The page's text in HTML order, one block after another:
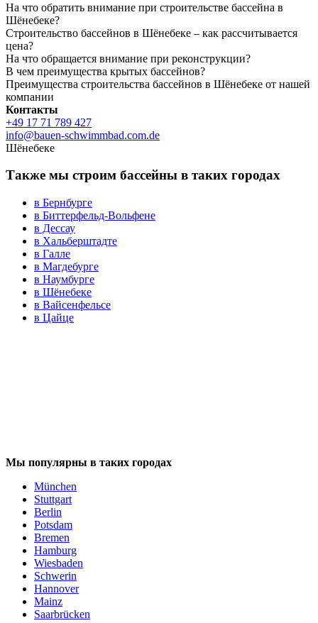
На что обратить внимание при строительстве бассейна в
Шёнебеке?
Строительство бассейнов в Шёнебеке – как рассчитывается
цена?
На что обращается внимание при реконструкции?
В чем преимущества крытых бассейнов?
Преимущества строительства бассейнов в Шёнебеке от нашей
компании
Контакты
+49 17 71 789 427
info@bauen-schwimmbad.com.de
Шёнебеке
Также мы строим бассейны в таких городах
в Бернбурге
в Биттерфельд-Вольфене
в Дессау
в Хальберштадте
в Галле
в Магдебурге
в Наумбурге
в Шёнебеке
в Вайсенфельсе
в Цайце
Мы популярны в таких городах
München
Stuttgart
Berlin
Potsdam
Bremen
Hamburg
Wiesbaden
Schwerin
Hannover
Mainz
Saarbrücken